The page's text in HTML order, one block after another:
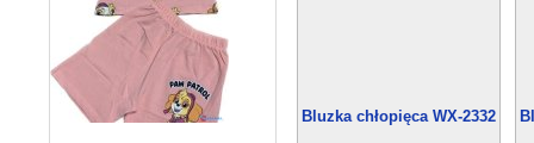
Bluzka chłopięca WX-2332